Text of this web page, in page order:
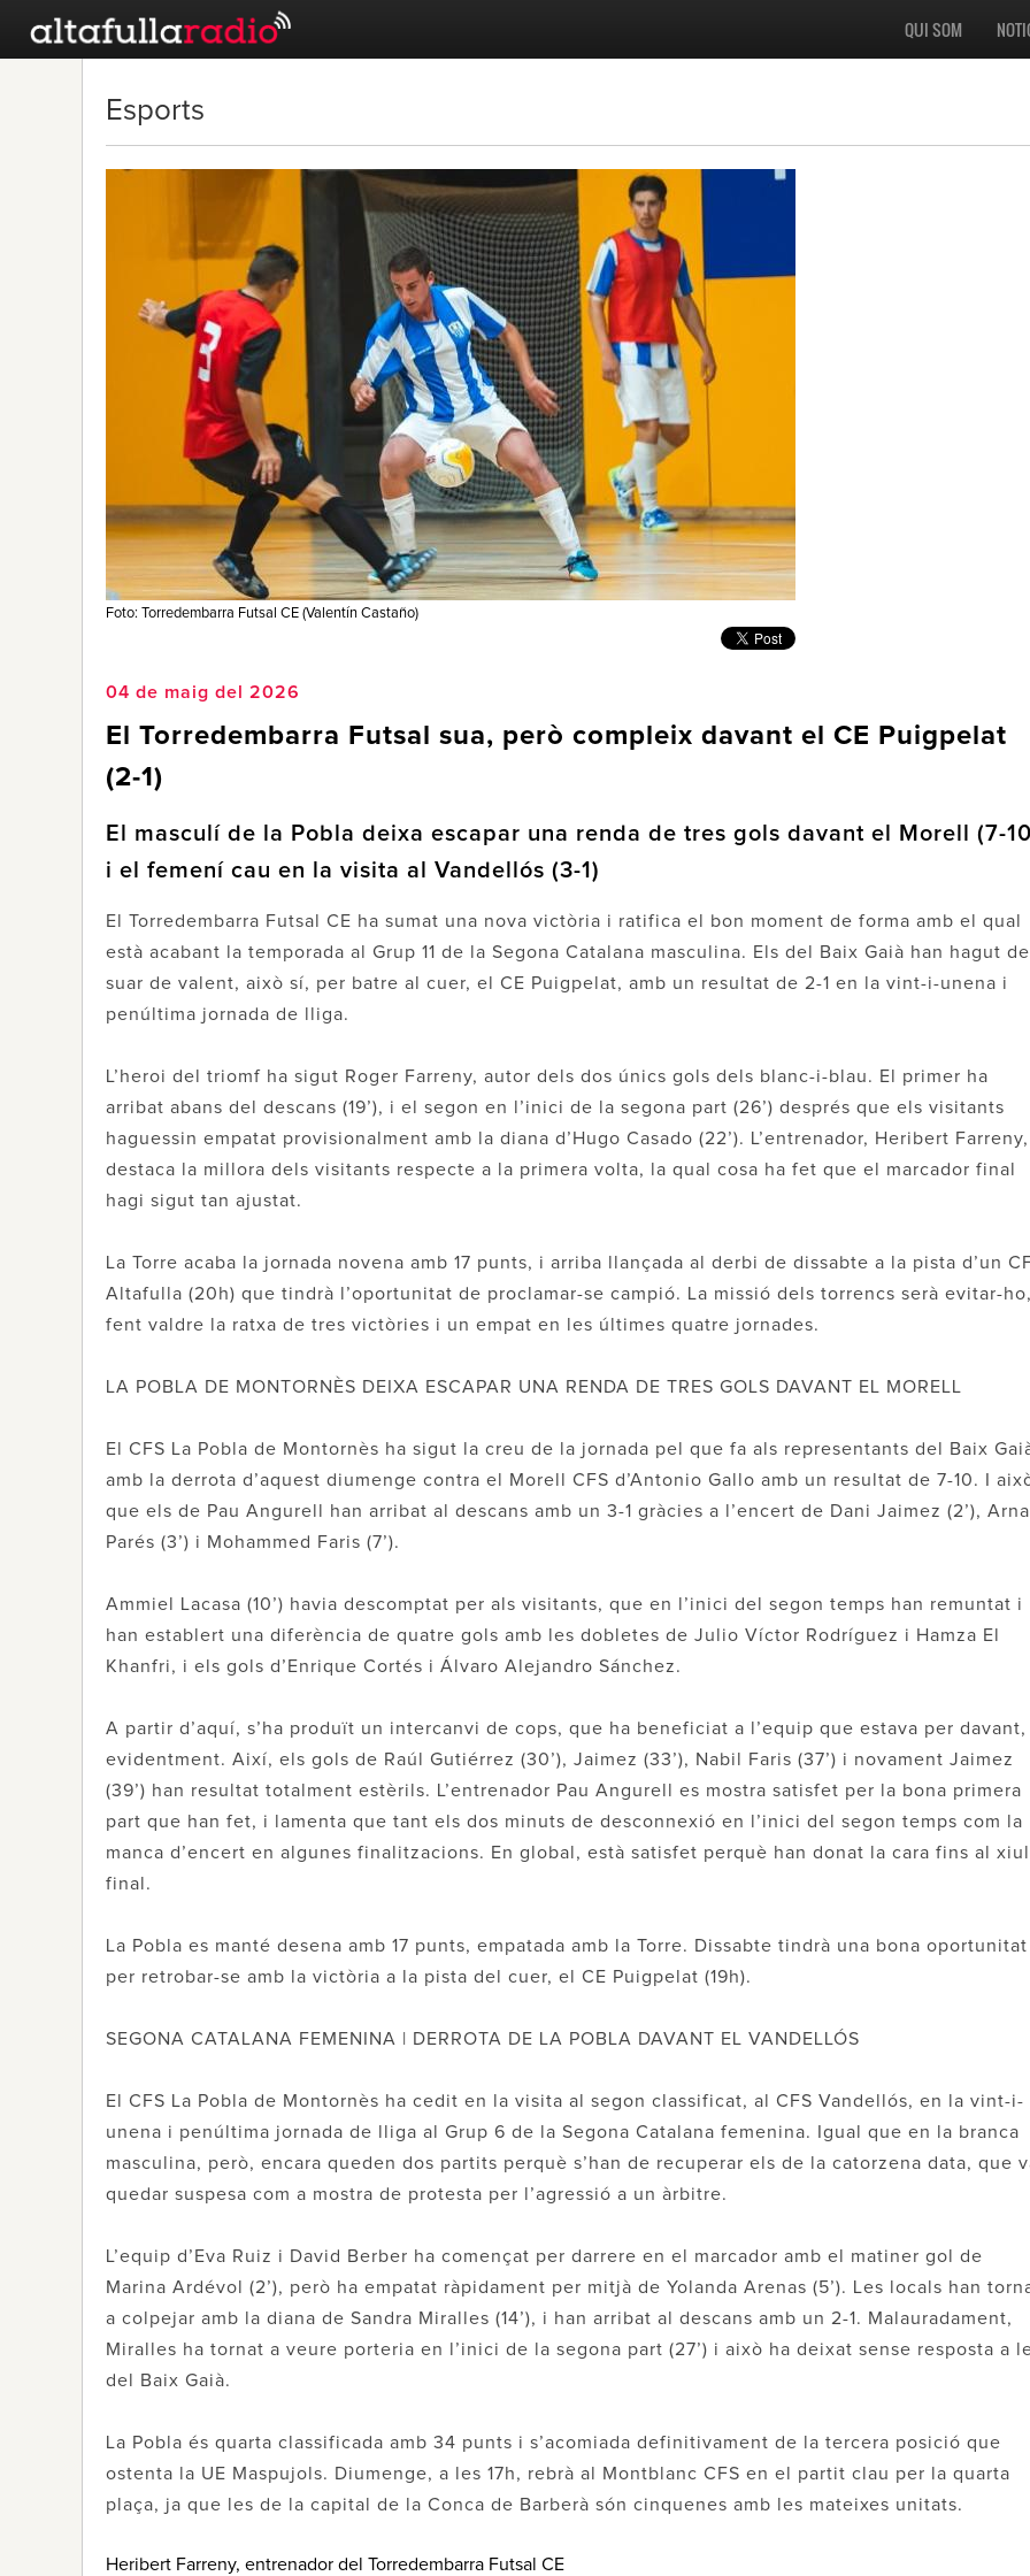
QUI SOM
Esports
Foto: Torredembarra Futsal CE (Valentín Castaño)
04 de maig del 2026
El Torredembarra Futsal sua, però compleix davant el CE Puigpelat
(2-1)
El masculí de la Pobla deixa escapar una renda de tres gols davant el Morell (7-
i el femení cau en la visita al Vandellós (3-1)
El Torredembarra Futsal CE ha sumat una nova victòria i ratifica el bon moment de forma amb el qual
està acabant la temporada al Grup 11 de la Segona Catalana masculina. Els del Baix Gaià han hagut de
suar de valent, això sí, per batre al cuer, el CE Puigpelat, amb un resultat de 2-1 en la vint-i-unena i
penúltima jornada de lliga.
L’heroi del triomf ha sigut Roger Farreny, autor dels dos únics gols dels blanc-i-blau. El primer ha
arribat abans del descans (19’), i el segon en l’inici de la segona part (26’) després que els visitants
haguessin empatat provisionalment amb la diana d’Hugo Casado (22’). L’entrenador, Heribert Farreny,
destaca la millora dels visitants respecte a la primera volta, la qual cosa ha fet que el marcador final
hagi sigut tan ajustat.
La Torre acaba la jornada novena amb 17 punts, i arriba llançada al derbi de dissabte a la pista d’un
Altafulla (20h) que tindrà l’oportunitat de proclamar-se campió. La missió dels torrencs serà evitar-ho,
fent valdre la ratxa de tres victòries i un empat en les últimes quatre jornades.
LA POBLA DE MONTORNÈS DEIXA ESCAPAR UNA RENDA DE TRES GOLS DAVANT EL MORELL
El CFS La Pobla de Montornès ha sigut la creu de la jornada pel que fa als representants del Baix
amb la derrota d’aquest diumenge contra el Morell CFS d’Antonio Gallo amb un resultat de 7-10. I
que els de Pau Angurell han arribat al descans amb un 3-1 gràcies a l’encert de Dani Jaimez (2’),
Parés (3’) i Mohammed Faris (7’).
Ammiel Lacasa (10’) havia descomptat per als visitants, que en l’inici del segon temps han remuntat i
han establert una diferència de quatre gols amb les dobletes de Julio Víctor Rodríguez i Hamza El
Khanfri, i els gols d’Enrique Cortés i Álvaro Alejandro Sánchez.
A partir d’aquí, s’ha produït un intercanvi de cops, que ha beneficiat a l’equip que estava per davant,
evidentment. Així, els gols de Raúl Gutiérrez (30’), Jaimez (33’), Nabil Faris (37’) i novament Jaimez
(39’) han resultat totalment estèrils. L’entrenador Pau Angurell es mostra satisfet per la bona primera
part que han fet, i lamenta que tant els dos minuts de desconnexió en l’inici del segon temps com la
manca d’encert en algunes finalitzacions. En global, està satisfet perquè han donat la cara fins al
final.
La Pobla es manté desena amb 17 punts, empatada amb la Torre. Dissabte tindrà una bona oportunitat
per retrobar-se amb la victòria a la pista del cuer, el CE Puigpelat (19h).
SEGONA CATALANA FEMENINA | DERROTA DE LA POBLA DAVANT EL VANDELLÓS
El CFS La Pobla de Montornès ha cedit en la visita al segon classificat, al CFS Vandellós, en la vint-i-
unena i penúltima jornada de lliga al Grup 6 de la Segona Catalana femenina. Igual que en la branca
masculina, però, encara queden dos partits perquè s’han de recuperar els de la catorzena data, que
quedar suspesa com a mostra de protesta per l’agressió a un àrbitre.
L’equip d’Eva Ruiz i David Berber ha començat per darrere en el marcador amb el matiner gol de
Marina Ardévol (2’), però ha empatat ràpidament per mitjà de Yolanda Arenas (5’). Les locals han
a colpejar amb la diana de Sandra Miralles (14’), i han arribat al descans amb un 2-1. Malauradament,
Miralles ha tornat a veure porteria en l’inici de la segona part (27’) i això ha deixat sense resposta a
del Baix Gaià.
La Pobla és quarta classificada amb 34 punts i s’acomiada definitivament de la tercera posició que
ostenta la UE Maspujols. Diumenge, a les 17h, rebrà al Montblanc CFS en el partit clau per la quarta
plaça, ja que les de la capital de la Conca de Barberà són cinquenes amb les mateixes unitats.
Heribert Farreny, entrenador del Torredembarra Futsal CE